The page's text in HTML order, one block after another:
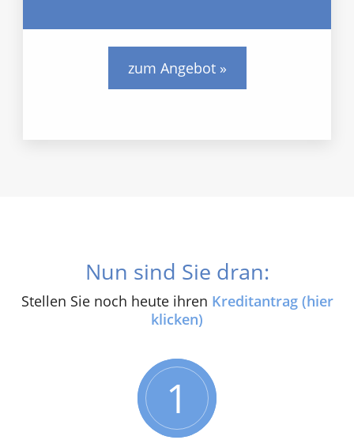
zum Angebot »
Nun sind Sie dran:
Stellen Sie noch heute ihren Kreditantrag (hier
klicken)
1